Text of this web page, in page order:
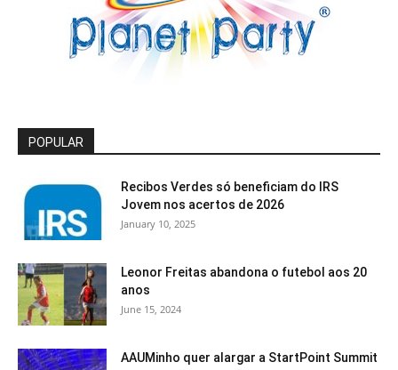
POPULAR
Recibos Verdes só beneficiam do IRS
Jovem nos acertos de 2026
January 10, 2025
Leonor Freitas abandona o futebol aos 20
anos
June 15, 2024
AAUMinho quer alargar a StartPoint Summit